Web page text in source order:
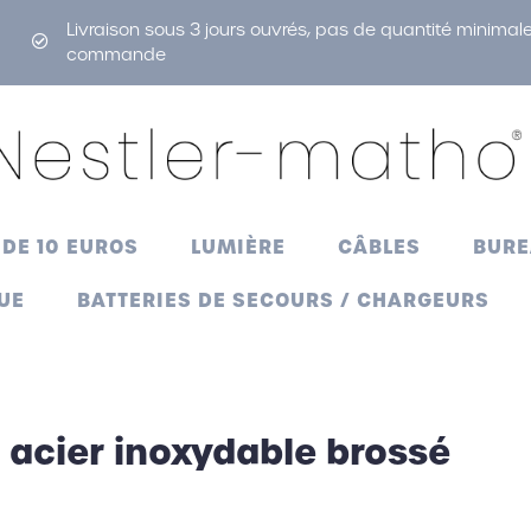
Livraison sous 3 jours ouvrés, pas de quantité
commande
10 EUROS LUMIÈRE CÂBLES
BATTERIES DE SECOURS / CHARGEURS
air Lampes de poche
Ventilateurs
repas Briquets
Pailles
de secoursinoxydable brossé